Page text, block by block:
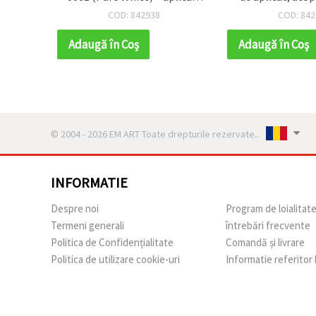
uniformă, acoperire
Art & Craft, hobby și DIY
COD: 842938
Adaugă în Coş
efect
creativ
COD:
Adaugă în Coş
© 2004 - 2026 EM ART Toate drepturile rezervate..
INFORMATIE
Despre noi
Termeni generali
Politica de Confidențialitate
Politica de utilizare cookie-uri
Program de loialitate
întrebări frecvente
Comandă și livrare
Informatie referitor